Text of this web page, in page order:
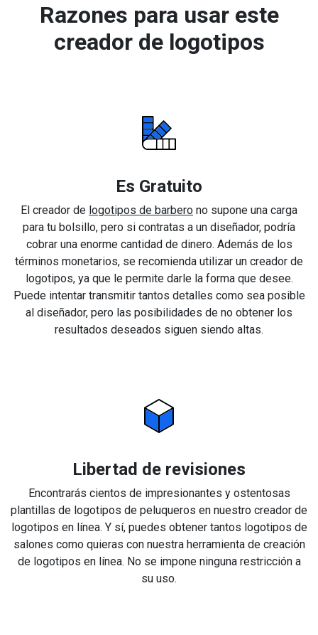
Razones para usar este
creador de logotipos
Es Gratuito
El creador de logotipos de barbero no supone una carga
para tu bolsillo, pero si contratas a un diseñador, podría
cobrar una enorme cantidad de dinero. Además de los
términos monetarios, se recomienda utilizar un creador de
logotipos, ya que le permite darle la forma que desee.
Puede intentar transmitir tantos detalles como sea posible
al diseñador, pero las posibilidades de no obtener los
resultados deseados siguen siendo altas.
Libertad de revisiones
Encontrarás cientos de impresionantes y ostentosas
plantillas de logotipos de peluqueros en nuestro creador de
logotipos en línea. Y sí, puedes obtener tantos logotipos de
salones como quieras con nuestra herramienta de creación
de logotipos en línea. No se impone ninguna restricción a
su uso.